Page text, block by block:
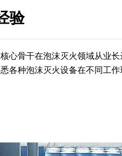
验
心骨干在泡沫灭火领域从业
各种泡沫灭火设备在不同工